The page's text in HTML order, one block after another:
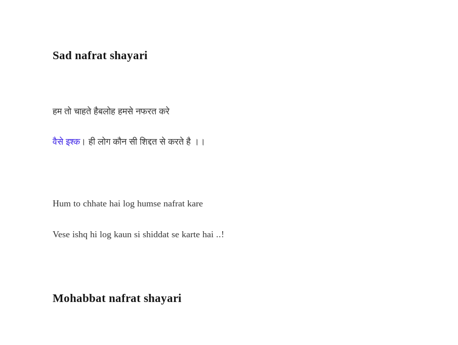
Sad nafrat shayari
हम तो चाहते हैबलोह हमसे नफरत करे
वैसे इश्क। ही लोग कौन सी शिद्दत से करते है ।।
Hum to chhate hai log humse nafrat kare
Vese ishq hi log kaun si shiddat se karte hai ..!
Mohabbat nafrat shayari